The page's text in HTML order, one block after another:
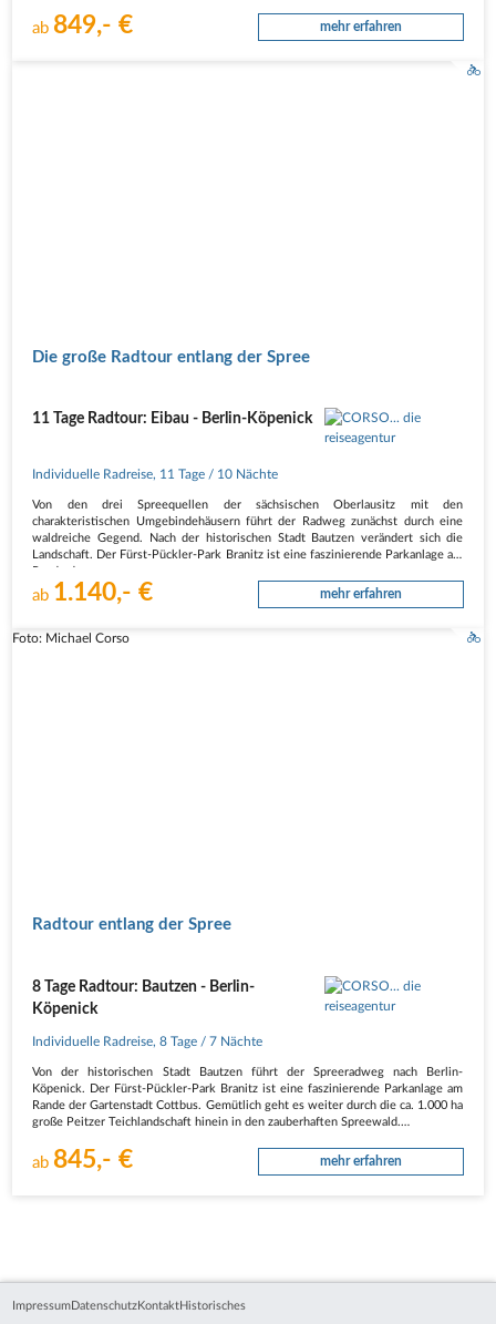
ab 849,- € mehr erfahren
Die große Radtour entlang der Spree
11 Tage Radtour: Eibau - Berlin-Köpenick
Individuelle Radreise, 11 Tage / 10 Nächte
Von den drei Spreequellen der sächsischen Oberlausitz mit den
charakteristischen Umgebindehäusern führt der Radweg zunächst durch eine
waldreiche Gegend. Nach der historischen Stadt Bautzen verändert sich die
Landschaft. Der Fürst-Pückler-Park Branitz ist eine faszinierende Parkanlage am
ab 1.140,- € mehr erfahren
Foto: Michael Corso
Radtour entlang der Spree
8 Tage Radtour: Bautzen - Berlin-
Köpenick
Individuelle Radreise,8 Tage / 7 Nächte
Von der historischen Stadt Bautzen führt der Spreeradweg nach Berlin-
Köpenick. Der Fürst-Pückler-Park Branitz ist eine faszinierende Parkanlage am
Rande der Gartenstadt Cottbus. Gemütlich geht es weiter durch die ca. 1.000 ha
große Peitzer Teichlandschaft hinein in den zauberhaften Spreewald.…
ab 845,- € mehr erfahren
Impressum Datenschutz Kontakt Historisches